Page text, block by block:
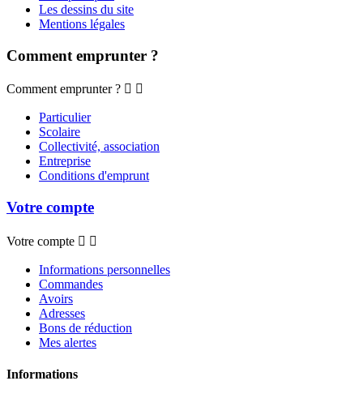
Les dessins du site
Mentions légales
Comment emprunter ?
Comment emprunter ?  
Particulier
Scolaire
Collectivité, association
Entreprise
Conditions d'emprunt
Votre compte
Votre compte  
Informations personnelles
Commandes
Avoirs
Adresses
Bons de réduction
Mes alertes
Informations